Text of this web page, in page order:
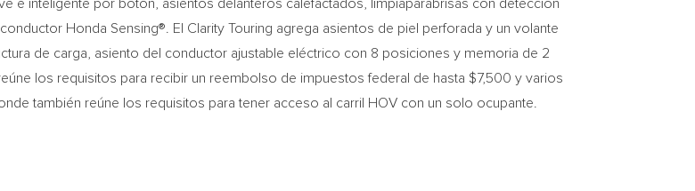
e inteligente por botón, asientos delanteros calefactados, limpiaparabrisas con detección
Honda Sensing®. El Clarity Touring agrega asientos de piel perforada y un volante
de carga, asiento del conductor ajustable eléctrico con 8 posiciones y memoria de 2
reúne los requisitos para recibir un reembolso de impuestos federal de hasta $7,500 y varios
también reúne los requisitos para tener acceso al carril HOV con un solo ocupante.